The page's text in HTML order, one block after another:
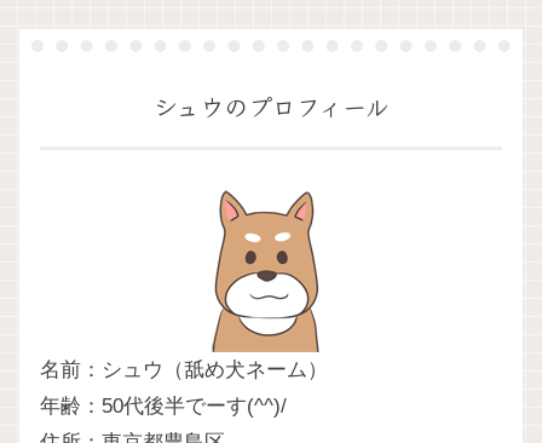
シュウのプロフィール
名前：シュウ（舐め犬ネーム）
年齢：50代後半でーす(^^)/